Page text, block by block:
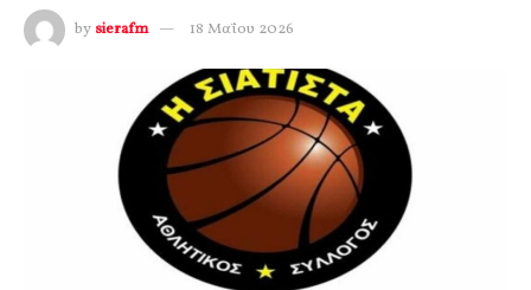
by sierafm 18 Μαΐου 2026